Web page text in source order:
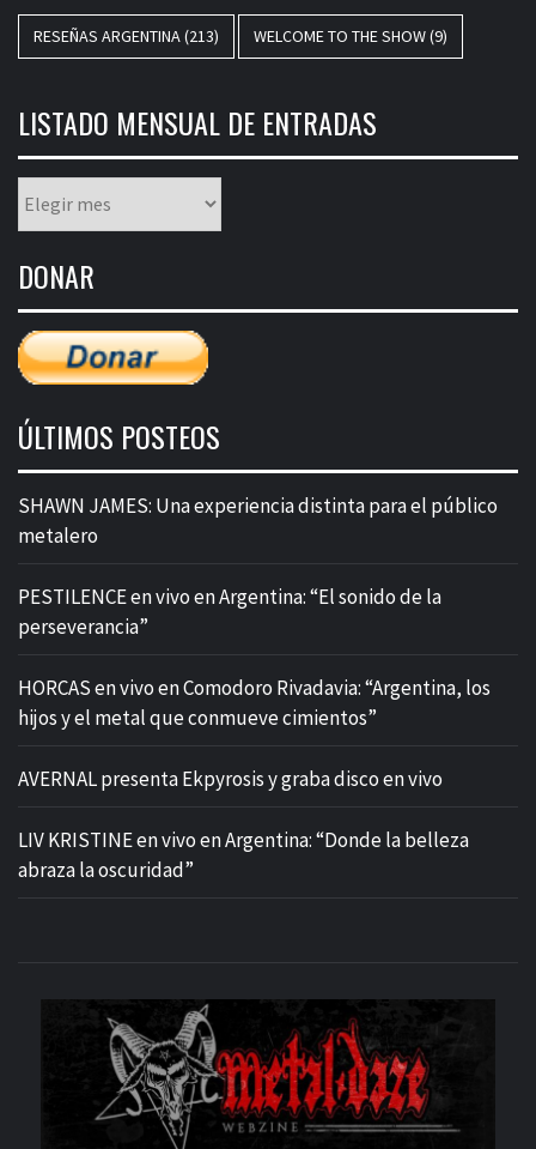
RESEÑAS ARGENTINA(213) WELCOME TO THE SHOW(9)
LISTADO MENSUAL DE ENTRADAS
mensual
entradas
DONAR
ÚLTIMOS POSTEOS
SHAWN JAMES: Una experiencia distinta para el público
metalero
PESTILENCE en vivo en Argentina: “El sonido de la
perseverancia”
HORCAS en vivo en Comodoro Rivadavia: “Argentina, los
hijos y el metal que conmueve cimientos”
AVERNAL presenta Ekpyrosis y graba disco en vivo
LIV KRISTINE en vivo en Argentina: “Donde la belleza
abraza la oscuridad”